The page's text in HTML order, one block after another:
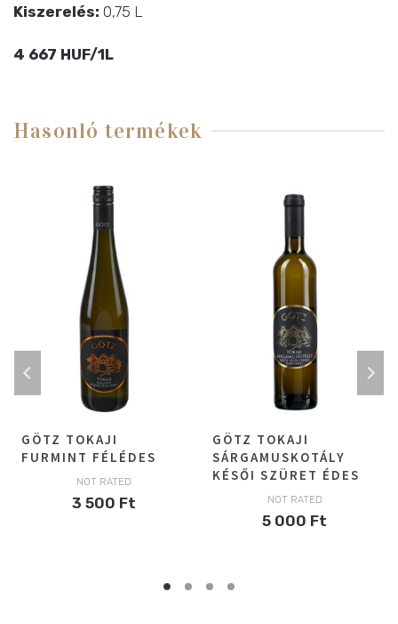
Kiszerelés: 0,75 L
4 667 HUF/1L
Hasonló termékek
GÖTZ TOKAJI
FURMINT FÉLÉDES
NOT RATED
3 500 Ft
GÖTZ TOKAJI
SÁRGAMUSKOTÁLY
KÉSŐI SZÜRET ÉDES
NOT RATED
5 000 Ft